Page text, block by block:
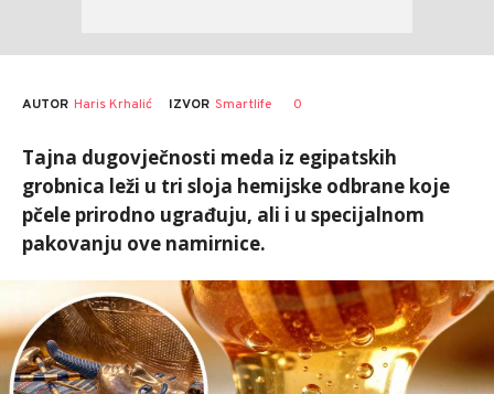
AUTOR Haris Krhalić IZVOR Smartlife 0
Tajna dugovječnosti meda iz egipatskih
grobnica leži u tri sloja hemijske odbrane koje
pčele prirodno ugrađuju, ali i u specijalnom
pakovanju ove namirnice.